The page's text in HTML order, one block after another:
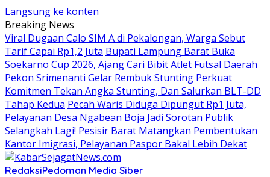
Langsung ke konten
Breaking News
Viral Dugaan Calo SIM A di Pekalongan, Warga Sebut
Tarif Capai Rp1,2 Juta Bupati Lampung Barat Buka
Soekarno Cup 2026, Ajang Cari Bibit Atlet Futsal Daerah
Pekon Srimenanti Gelar Rembuk Stunting Perkuat
Komitmen Tekan Angka Stunting, Dan Salurkan BLT-DD
Tahap Kedua Pecah Waris Diduga Dipungut Rp1 Juta,
Pelayanan Desa Ngabean Boja Jadi Sorotan Publik
Selangkah Lagi! Pesisir Barat Matangkan Pembentukan
Kantor Imigrasi, Pelayanan Paspor Bakal Lebih Dekat
RedaksiPedoman Media Siber